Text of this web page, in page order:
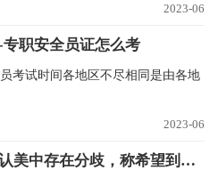
2023-06
职安全员证怎么考
考试时间各地区不尽相同是由各地
2023-06
释放信号？耶伦受访时承认美中存在分歧，称希望到中国重建联系 微资讯